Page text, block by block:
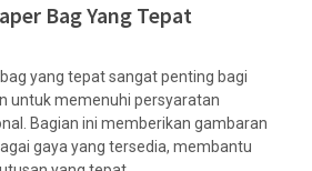
Bag Yang Tepat
yang tepat sangat penting bagi
untuk memenuhi persyaratan
Bagian ini memberikan gambaran
gaya yang tersedia, membantu